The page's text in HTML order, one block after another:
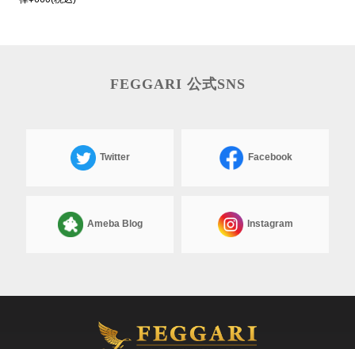
FEGGARI 公式SNS
Twitter Facebook
Ameba Blog Instagram